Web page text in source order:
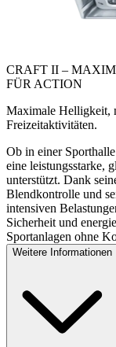
CRAFT II –
FÜR ACTION
Maximale Helligkeit,
Freizeitaktivitäten.
Ob in einer
eine leistungsstarke,
unterstützt. Dank
Blendkontrolle und
intensiven
Sicherheit und
Sportanlagen ohne
Weitere Informationen